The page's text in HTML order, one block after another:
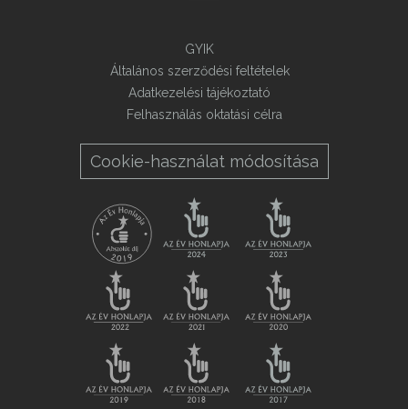
GYIK
Általános szerződési feltételek
Adatkezelési tájékoztató
Felhasználás oktatási célra
Cookie-használat módosítása